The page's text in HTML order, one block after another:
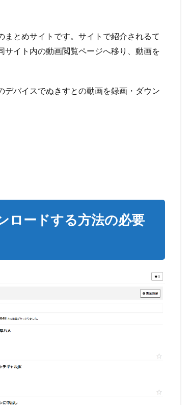
まとめサイトです。サイトで紹介されるて
イト内の動画閲覧ページへ移り、動画を
バイスでぬきすとの動画を録画・ダウン
ロードする方法の必要